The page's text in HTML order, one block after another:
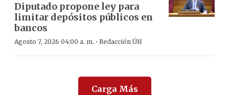
Diputado propone ley para
limitar depósitos públicos en
bancos
Agosto 7, 2026 04:00 a. m. · Redacción ÚH
Carga Más